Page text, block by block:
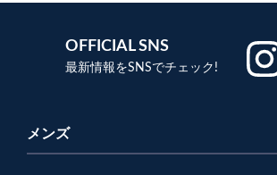
OFFICIAL SNS
最新情報をSNSでチェック!
メンズ